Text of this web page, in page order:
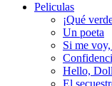
Peliculas
¡Qué
Un poeta
Si me
Hello,